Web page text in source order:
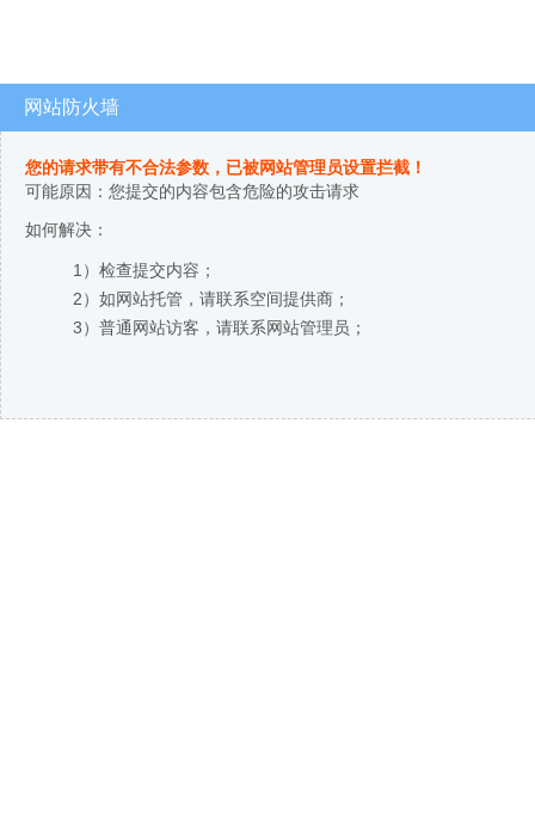
网站防火墙
您的请求带有不合法参数，已被网站管理员设置拦截！
可能原因：您提交的内容包含危险的攻击请求
如何解决：
1）检查提交内容；
2）如网站托管，请联系空间提供商；
3）普通网站访客，请联系网站管理员；